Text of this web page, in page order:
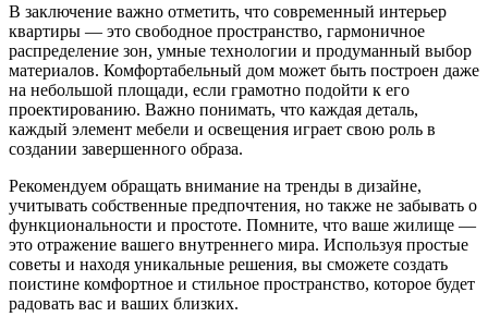
В заключение важно отметить, что современный интерьер
квартиры — это свободное пространство, гармоничное
распределение зон, умные технологии и продуманный выбор
материалов. Комфортабельный дом может быть построен даже
на небольшой площади, если грамотно подойти к его
проектированию. Важно понимать, что каждая деталь,
каждый элемент мебели и освещения играет свою роль в
создании завершенного образа.
Рекомендуем обращать внимание на тренды в дизайне,
учитывать собственные предпочтения, но также не забывать о
функциональности и простоте. Помните, что ваше жилище —
это отражение вашего внутреннего мира. Используя простые
советы и находя уникальные решения, вы сможете создать
поистине комфортное и стильное пространство, которое будет
радовать вас и ваших близких.